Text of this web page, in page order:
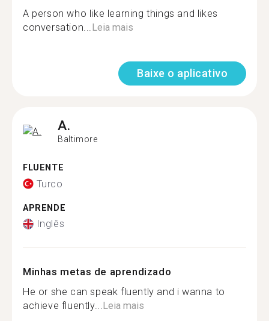
A person who like learning things and likes
conversation...Leia mais
Baixe o aplicativo
A.
Baltimore
FLUENTE
Turco
APRENDE
Inglês
Minhas metas de aprendizado
He or she can speak fluently and i wanna to
achieve fluently...Leia mais